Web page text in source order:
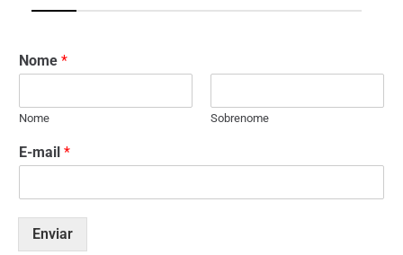
Nome *
Nome Sobrenome
E-mail *
Enviar